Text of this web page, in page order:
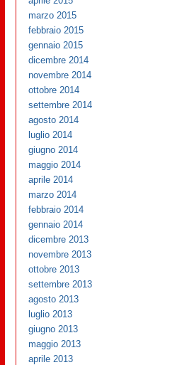
marzo 2015
febbraio 2015
gennaio 2015
dicembre 2014
novembre 2014
ottobre 2014
settembre 2014
agosto 2014
luglio 2014
giugno 2014
maggio 2014
aprile 2014
marzo 2014
febbraio 2014
gennaio 2014
dicembre 2013
novembre 2013
ottobre 2013
settembre 2013
agosto 2013
luglio 2013
giugno 2013
maggio 2013
aprile 2013